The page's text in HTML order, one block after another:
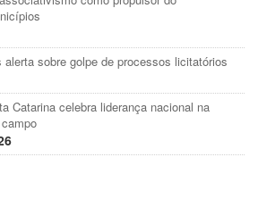
alerta sobre golpe de processos licitatórios
Catarina celebra liderança nacional na